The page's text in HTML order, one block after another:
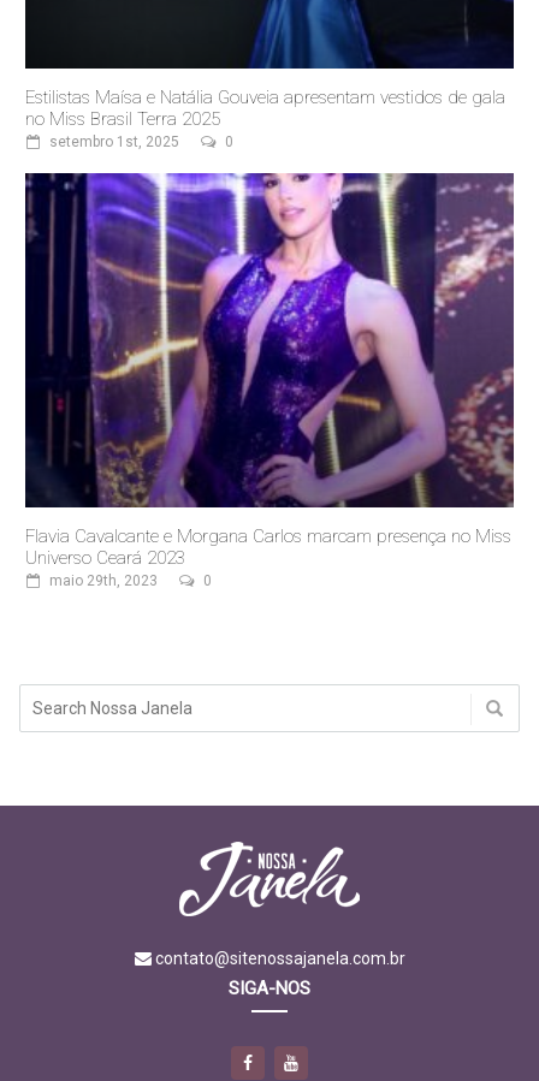
Estilistas Maísa e Natália Gouveia apresentam vestidos de gala
no Miss Brasil Terra 2025
setembro 1st, 2025 0
Flavia Cavalcante e Morgana Carlos marcam presença no Miss
Universo Ceará 2023
maio 29th, 2023 0
contato@sitenossajanela.com.br
SIGA-NOS